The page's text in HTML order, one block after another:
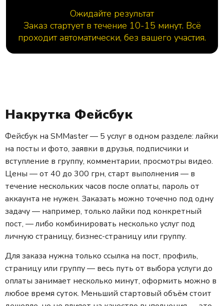
Ожидайте результат
Заказ стартует в течение 10-15 минут. Всё
проходит автоматически, без вашего участия.
Накрутка Фейсбук
Фейсбук на SMMaster — 5 услуг в одном разделе: лайки
на посты и фото, заявки в друзья, подписчики и
вступление в группу, комментарии, просмотры видео.
Цены — от 40 до 300 грн, старт выполнения — в
течение нескольких часов после оплаты, пароль от
аккаунта не нужен. Заказать можно точечно под одну
задачу — например, только лайки под конкретный
пост, — либо комбинировать несколько услуг под
личную страницу, бизнес-страницу или группу.
Для заказа нужна только ссылка на пост, профиль,
страницу или группу — весь путь от выбора услуги до
оплаты занимает несколько минут, оформить можно в
любое время суток. Меньший стартовый объём стоит